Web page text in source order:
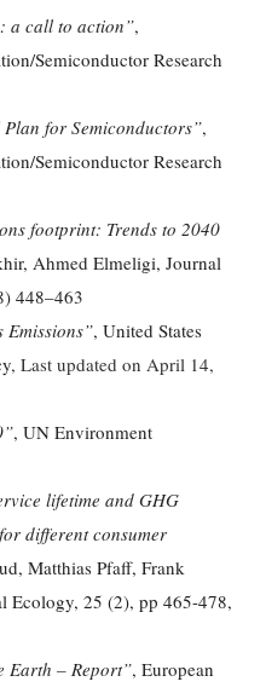
a call to action”,
Semiconductor Research
for Semiconductors”,
Semiconductor Research
footprint: Trends to 2040
Ahmed Elmeligi, Journal
448–463
Emissions”, United States
, Last updated on April 14,
, UN Environment
lifetime and GHG
different consumer
Matthias Pfaff, Frank
Ecology, 25 (2), pp 465-478,
Earth – Report”, European